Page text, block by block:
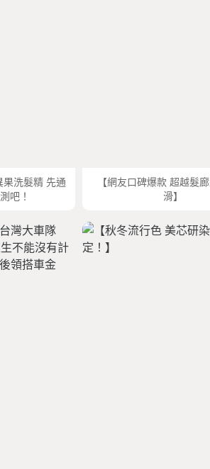
洗髮精 先通
吧！
【網友口碑爆款 超越髮
滑】